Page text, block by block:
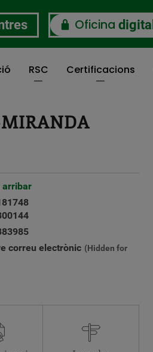
Oficina digital
RSC Certificacions
arribar
correu electrònic (Hidden for